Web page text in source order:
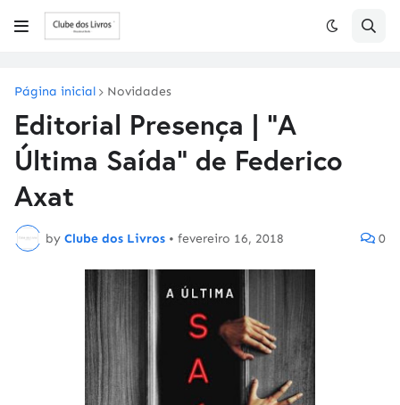
Página inicial Novidades
Editorial Presença | "A
Última Saída" de Federico
Axat
by Clube dos Livros • fevereiro 16, 2018 0